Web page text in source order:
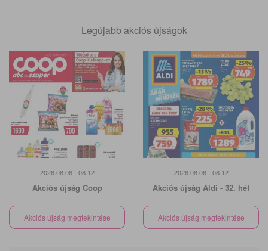
Legújabb akciós újságok
2026.08.06 - 08.12
Akciós újság Coop
Akciós újság megtekintése
2026.08.06 - 08.12
Akciós újság Aldi - 32. hét
Akciós újság megtekintése